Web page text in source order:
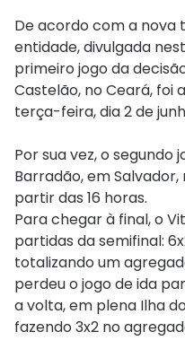
De acordo com a nova
entidade, divulgada
primeiro jogo da
Castelão, no Ceará, foi
terça-feira, dia 2 de
Por sua vez, o
Barradão, em Salvador,
partir das 16 horas.
Para chegar à final, o
partidas da semifinal:
totalizando um
perdeu o jogo de ida
a volta, em plena Ilha
fazendo 3x2 no